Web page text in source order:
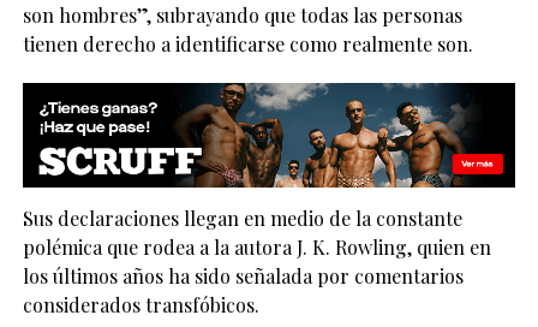
son hombres”, subrayando que todas las personas
tienen derecho a identificarse como realmente son.
Sus declaraciones llegan en medio de la constante
polémica que rodea a la autoraJ. K. Rowling, quien en
los últimos años ha sido señalada por comentarios
considerados transfóbicos.